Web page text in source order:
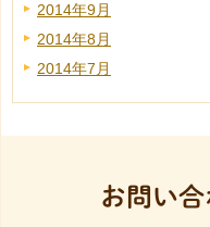
2014年9月
2014年8月
2014年7月
お問い